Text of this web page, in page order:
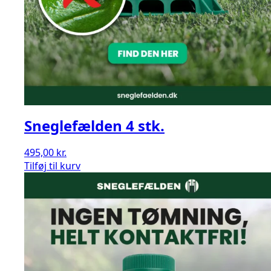
Sneglefælden 4 stk.
495,00 kr.
Sneglefælden
Tilføj til kurv